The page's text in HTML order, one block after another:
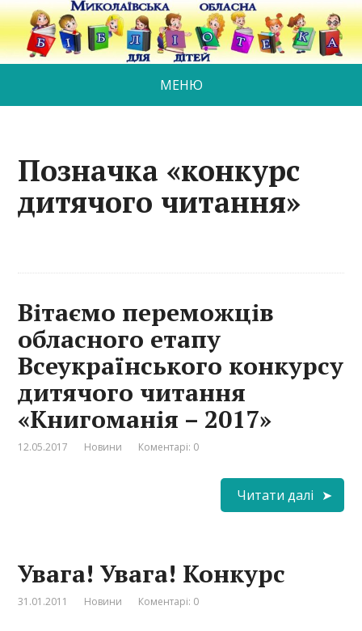
МЕНЮ
Позначка «конкурс
дитячого читання»
Вітаємо переможців
обласного етапу
Всеукраїнського конкурсу
дитячого читання
«Книгоманія – 2017»
12.05.2017 Новини Коментарі: 0
Читати далі
Увага! Увага! Конкурс
31.01.2011 Новини Коментарі: 0